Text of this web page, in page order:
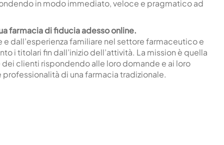
​​in modo immediato, veloce e pragmatico ad
farmacia di fiducia adesso online.
dall’esperienza familiare nel settore farmaceutico e
i titolari fin dall’inizio dell’attività. La mission è quella
clienti rispondendo alle loro domande e ai loro
di una farmacia tradizionale.